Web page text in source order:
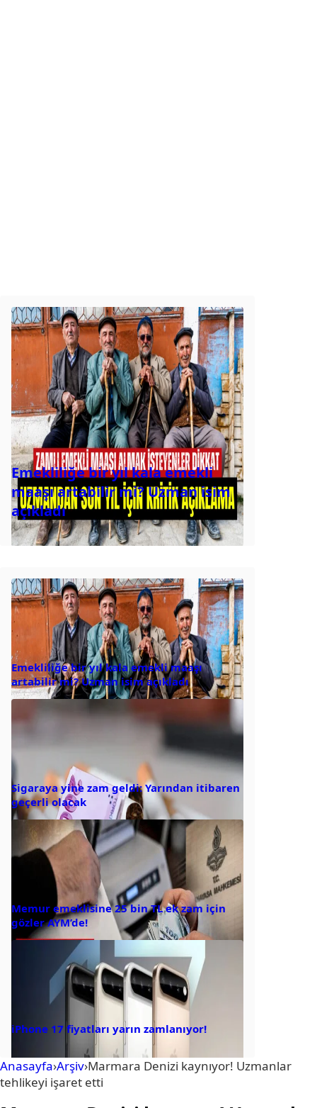
Emekliliğe bir yıl kala emekli
maaşı artabilir mi? Uzman isim
açıkladı
Emekliliğe bir yıl kala emekli maaşı
artabilir mi? Uzman isim açıkladı
Sigaraya yine zam geldi: Yarından itibaren
geçerli olacak
Memur emeklisine 25 bin TL ek zam için
gözler AYM’de!
iPhone 17 fiyatları yarın zamlanıyor!
Anasayfa›Arşiv›Marmara Denizi kaynıyor! Uzmanlar
tehlikeyi işaret etti